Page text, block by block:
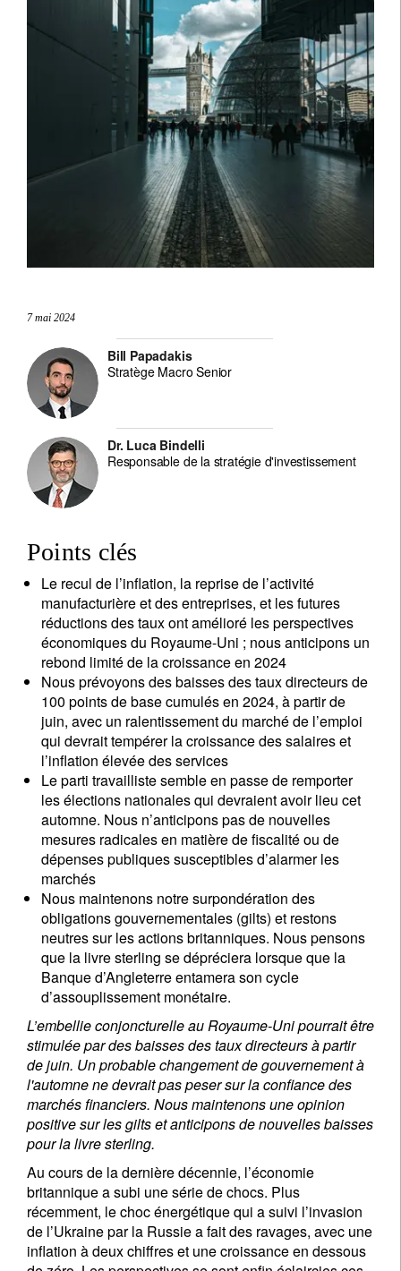
7 mai 2024
Bill Papadakis
Stratège Macro Senior
Dr. Luca Bindelli
Responsable de la stratégie d'investissement
Points clés
Le recul de l’inflation, la reprise de l’activité
manufacturière et des entreprises, et les futures
réductions des taux ont amélioré les perspectives
économiques du Royaume-Uni ; nous anticipons un
rebond limité de la croissance en 2024
Nous prévoyons des baisses des taux directeurs de
100 points de base cumulés en 2024, à partir de
juin, avec un ralentissement du marché de l’emploi
qui devrait tempérer la croissance des salaires et
l’inflation élevée des services
Le parti travailliste semble en passe de remporter
les élections nationales qui devraient avoir lieu cet
automne. Nous n’anticipons pas de nouvelles
mesures radicales en matière de fiscalité ou de
dépenses publiques susceptibles d’alarmer les
marchés
Nous maintenons notre surpondération des
obligations gouvernementales (gilts) et restons
neutres sur les actions britanniques. Nous pensons
que la livre sterling se dépréciera lorsque que la
Banque d’Angleterre entamera son cycle
d’assouplissement monétaire.
L’embellie conjoncturelle au Royaume-Uni pourrait être
stimulée par des baisses des taux directeurs à partir
de juin. Un probable changement de gouvernement à
l'automne ne devrait pas peser sur la confiance des
marchés financiers. Nous maintenons une opinion
positive sur les gilts et anticipons de nouvelles baisses
pour la livre sterling.
Au cours de la dernière décennie, l’économie
britannique a subi une série de chocs. Plus
récemment, le choc énergétique qui a suivi l’invasion
de l’Ukraine par la Russie a fait des ravages, avec une
inflation à deux chiffres et une croissance en dessous